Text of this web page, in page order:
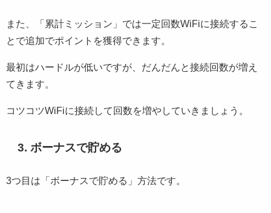
また、「累計ミッション」では一定回数WiFiに接続するこ
とで追加でポイントを獲得できます。
最初はハードルが低いですが、だんだんと接続回数が増え
てきます。
コツコツWiFiに接続して回数を増やしていきましょう。
3. ボーナスで貯める
3つ目は「ボーナスで貯める」方法です。